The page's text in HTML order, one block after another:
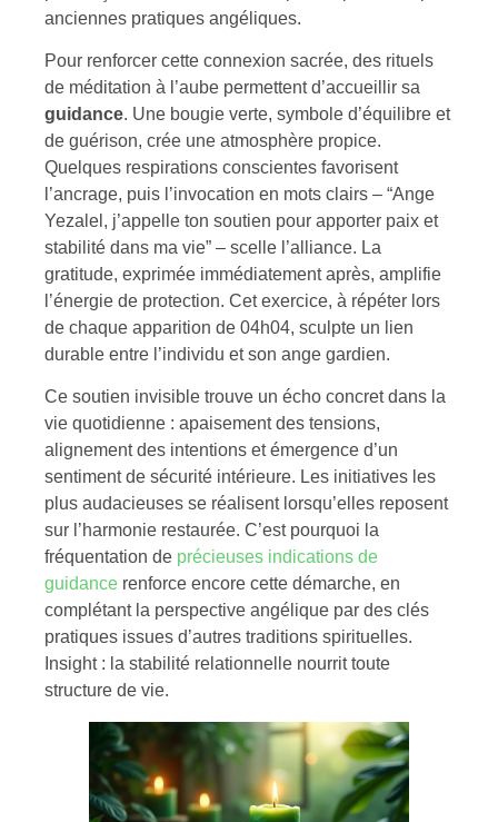
anciennes pratiques angéliques.
Pour renforcer cette connexion sacrée, des rituels
de méditation à l’aube permettent d’accueillir sa
guidance. Une bougie verte, symbole d’équilibre et
de guérison, crée une atmosphère propice.
Quelques respirations conscientes favorisent
l’ancrage, puis l’invocation en mots clairs – “Ange
Yezalel, j’appelle ton soutien pour apporter paix et
stabilité dans ma vie” – scelle l’alliance. La
gratitude, exprimée immédiatement après, amplifie
l’énergie de protection. Cet exercice, à répéter lors
de chaque apparition de 04h04, sculpte un lien
durable entre l’individu et son ange gardien.
Ce soutien invisible trouve un écho concret dans la
vie quotidienne : apaisement des tensions,
alignement des intentions et émergence d’un
sentiment de sécurité intérieure. Les initiatives les
plus audacieuses se réalisent lorsqu’elles reposent
sur l’harmonie restaurée. C’est pourquoi la
fréquentation de précieuses indications de
guidance renforce encore cette démarche, en
complétant la perspective angélique par des clés
pratiques issues d’autres traditions spirituelles.
Insight : la stabilité relationnelle nourrit toute
structure de vie.